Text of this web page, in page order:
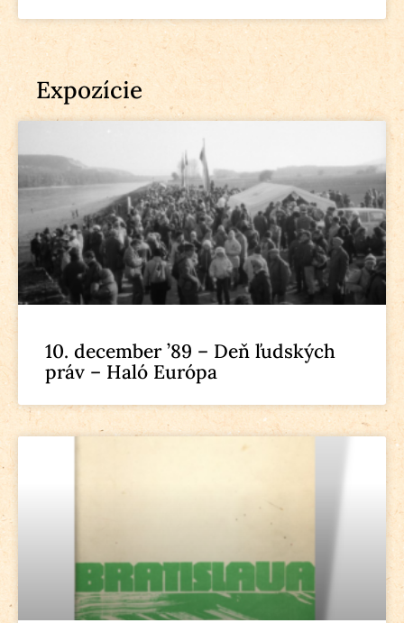
Expozície
10. december ’89 – Deň ľudských
práv – Haló Európa